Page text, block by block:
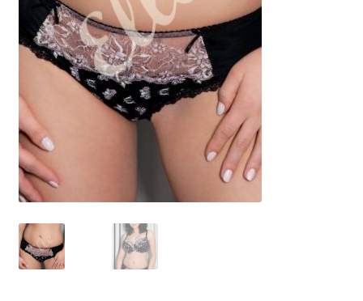
Размеры
Контакты
Обратная связь